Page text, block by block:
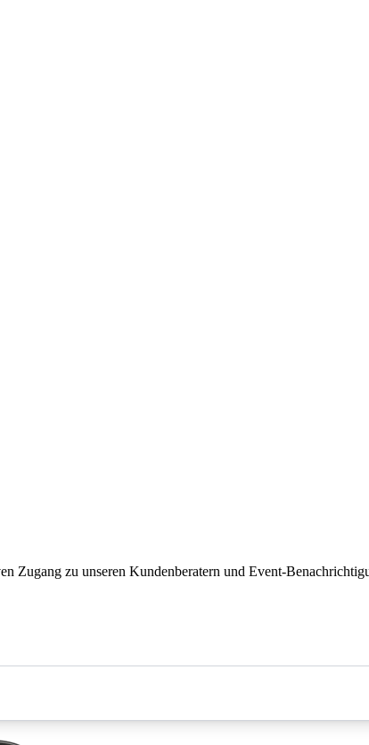
Zugang zu unseren Kundenberatern und Event-